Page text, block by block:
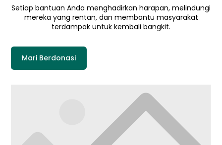
Setiap bantuan Anda menghadirkan harapan, melindungi
mereka yang rentan, dan membantu masyarakat
terdampak untuk kembali bangkit.
Mari Berdonasi